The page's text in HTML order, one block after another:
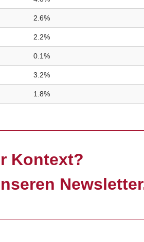
2.6%
2.2%
0.1%
3.2%
1.8%
Kontext?